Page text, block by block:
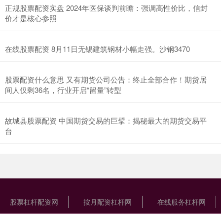
正规股票配资实盘 2024年医保谈判前瞻：强调高性价比，信封
价才是核心参照
在线股票配资 8月11日无锡建筑钢材小幅走强。沙钢3470
股票配资什么意思 又有期货公司公告：终止全部合作！期货居
间人仅剩36名，行业开启“留量”转型
故城县股票配资 中国期货交易的巨擘：揭秘最大的期货交易平
台
股票杠杆配资网 按月配资杠杆网 在线服务杠杆网